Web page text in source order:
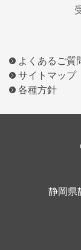
よくあるご質
サイトマップ
各種方針
静岡県